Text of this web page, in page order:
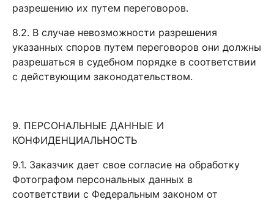
разрешению их путем переговоров.
8.2. В случае невозможности разрешения
указанных споров путем переговоров они должны
разрешаться в судебном порядке в соответствии
с действующим законодательством.
9. ПЕРСОНАЛЬНЫЕ ДАННЫЕ И
КОНФИДЕНЦИАЛЬНОСТЬ
9.1. Заказчик дает свое согласие на обработку
Фотографом персональных данных в
соответствии с Федеральным законом от